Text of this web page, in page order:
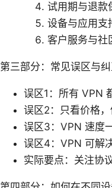
试用期与退款
设备与应用支
客户服务与社
第三部分：常见误区与
误区1：所有 VPN
误区2：只看价格
误区3：VPN 速度
误区4：VPN 可解
实际要点：关注协